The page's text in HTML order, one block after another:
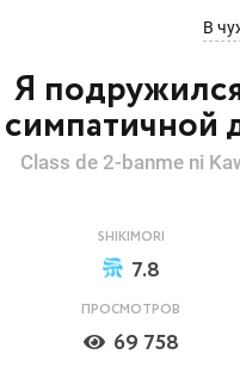
Я
симпатичной
В
Class de 2-banme ni
SHIKIMORI
7.8
ПРОСМОТРОВ
69 758